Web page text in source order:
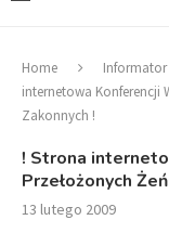
Home
internetowa Konferencji
Zakonnych !
! Strona
Przełożonych
13 lutego 2009